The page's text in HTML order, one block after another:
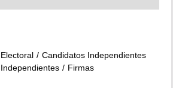
Candidatos Independientes
Independientes Firmas